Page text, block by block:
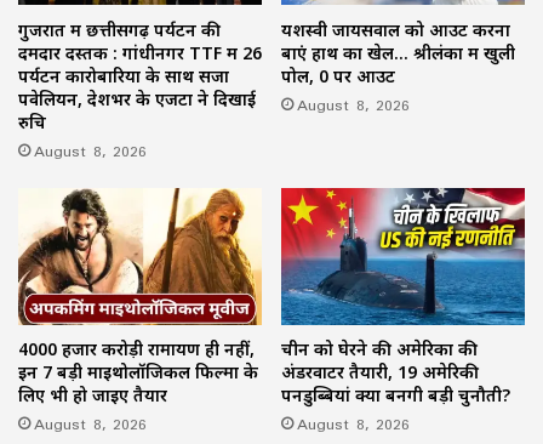
गुजरात में छत्तीसगढ़ पर्यटन की
दमदार दस्तक : गांधीनगर TTF में 26
पर्यटन कारोबारियों के साथ सजा
पवेलियन, देशभर के एजेंटों ने दिखाई
रुचि
August 8, 2026
यशस्वी जायसवाल को आउट करना
बाएं हाथ का खेल… श्रीलंका में खुली
पोल, 0 पर आउट
August 8, 2026
4000 हजार करोड़ी रामायण ही नहीं,
इन 7 बड़ी माइथोलॉजिकल फिल्मों के
लिए भी हो जाइए तैयार
August 8, 2026
चीन को घेरने की अमेरिका की
अंडरवाटर तैयारी, 19 अमेरिकी
पनडुब्बियां क्यों बनेंगी बड़ी चुनौती?
August 8, 2026